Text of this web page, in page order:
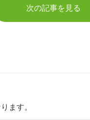
次の記事を見る
ます。